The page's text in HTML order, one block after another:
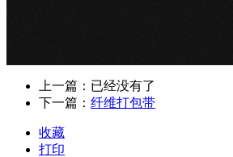
上一篇：已经没有了
下一篇： 纤维打包带
收藏
打印